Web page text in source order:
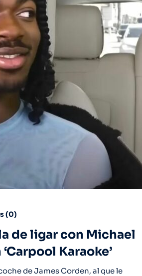
(0)
de ligar con Michael
Karaoke’
de James Corden, al que le